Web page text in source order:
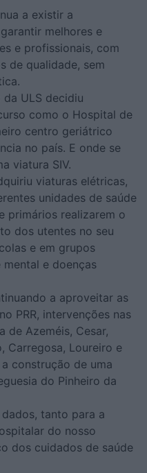
a existir a
melhores e
e profissionais, com
de qualidade, sem
ULS decidiu
como o Hospital de
centro geriátrico
no país. E onde se
viatura SIV.
viaturas elétricas,
unidades de saúde
primários realizarem o
dos utentes no seu
e em grupos
e doenças
a aproveitar as
PRR, intervenções nas
de Azeméis, Cesar,
Carregosa, Loureiro e
construção de uma
do Pinheiro da
tanto para a
do nosso
dos cuidados de saúde